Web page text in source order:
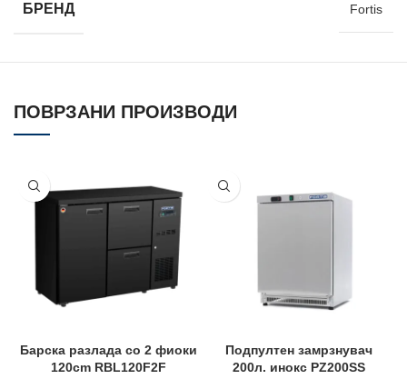
БРЕНД Fortis
ПОВРЗАНИ ПРОИЗВОДИ
Барска разлада со 2 фиоки
120cm RBL120F2F
Подпултен замрзнувач
200л. инокс PZ200SS